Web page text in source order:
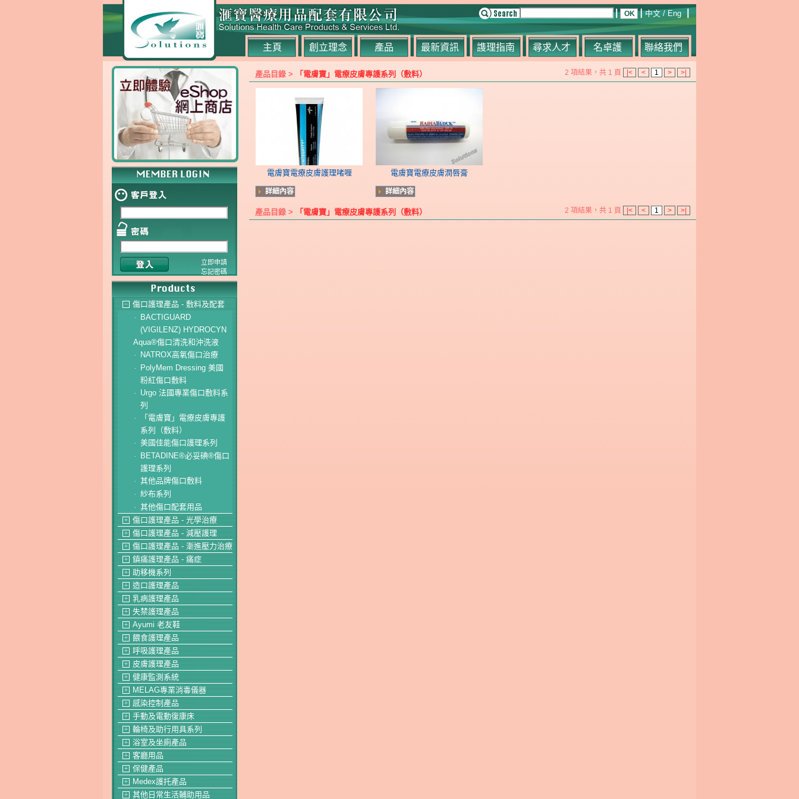
主頁 創立理念 產品 最新資訊 謢理指南 尋求人才 名卓護 聯絡我們
中文 /Eng
立即申請
忘記密碼
－ 傷口護理產品 - 敷料及配套
-
BACTIGUARD
(VIGILENZ) HYDROCYN
Aqua®傷口清洗和沖洗液
- NATROX高氧傷口治療
-
PolyMem Dressing 美國
粉紅傷口敷料
-
Urgo 法國專業傷口敷料系
列
-
「電膚寶」電療皮膚專護
系列（敷料）
- 美國佳能傷口護理系列
-
BETADINE®必妥碘®傷口
護理系列
- 其他品牌傷口敷料
- 紗布系列
- 其他傷口配套用品
＋ 傷口護理產品 - 光學治療
＋ 傷口護理產品 - 減壓護理
＋ 傷口護理產品 - 漸進壓力治療
＋ 鎮痛護理產品 - 痛症
＋ 助移機系列
＋ 造口護理產品
＋ 乳病護理產品
＋ 失禁護理產品
＋ Ayumi 老友鞋
＋ 餵食護理產品
＋ 呼吸護理產品
＋ 皮膚護理產品
＋ 健康監測系統
＋ MELAG專業消毒儀器
＋ 感染控制產品
＋ 手動及電動復康床
＋ 輪椅及助行用具系列
＋ 浴室及坐廁產品
＋ 客廳用品
＋ 保健產品
＋ Medex護托產品
＋ 其他日常生活輔助用品
2 項結果，共 1 頁 |< < 1 > >|
產品目錄 > 「電膚寶」電療皮膚專護系列（敷料）
電膚寶電療皮膚護理啫喱
詳細內容
電膚寶電療皮膚潤唇膏
詳細內容
2 項結果，共 1 頁 |< < 1 > >|
產品目錄 > 「電膚寶」電療皮膚專護系列（敷料）